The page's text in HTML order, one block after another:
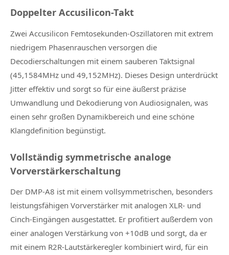
Doppelter Accusilicon-Takt
Zwei Accusilicon Femtosekunden-Oszillatoren mit extrem
niedrigem Phasenrauschen versorgen die
Decodierschaltungen mit einem sauberen Taktsignal
(45,1584MHz und 49,152MHz). Dieses Design unterdrückt
Jitter effektiv und sorgt so für eine äußerst präzise
Umwandlung und Dekodierung von Audiosignalen, was
einen sehr großen Dynamikbereich und eine schöne
Klangdefinition begünstigt.
Vollständig symmetrische analoge
Vorverstärkerschaltung
Der DMP-A8 ist mit einem vollsymmetrischen, besonders
leistungsfähigen Vorverstärker mit analogen XLR- und
Cinch-Eingängen ausgestattet. Er profitiert außerdem von
einer analogen Verstärkung von +10dB und sorgt, da er
mit einem R2R-Lautstärkeregler kombiniert wird, für ein